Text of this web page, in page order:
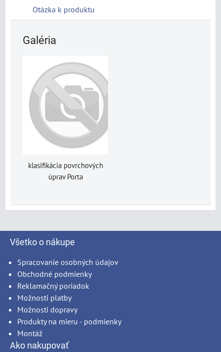
Otázka k produktu
Galéria
klasifikácia povrchových
úprav Porta
Všetko o nákupe
Spracovanie osobných údajov
Obchodné podmienky
Reklamačný poriadok
Možnosti platby
Možnosti dopravy
Produkty na mieru - podmienky
Montáž
Ako nakupovať